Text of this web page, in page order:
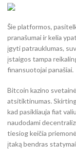
Šie platformos,
pranašumai ir kelia
įgyti patrauklumas,
įstaigos tampa
finansuotojai panašiai.
Bitcoin kazino
atsitiktinumas.
kad pasikliauja fiat
naudodami
tiesiog keičia
įtaką bendras